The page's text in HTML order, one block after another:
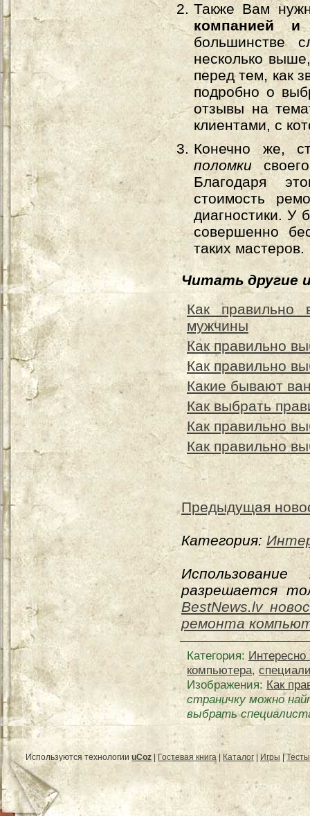
Также Вам
компанией и
большинстве
несколько
перед тем, как
подробно о
отзывы на
клиентами, с
Конечно же,
поломки
Благодаря
стоимость
диагностики. У
совершенно
таких мастеров.
Читать другие
Как правильно
мужчины
Как правильно
Как правильно
Какие бывают
Как выбрать
Как правильно
Как правильно
Предыдущая
Категория:
разрешается
BestNews.lv
ремонта
Категория: Интересно
компьютера,
Изображения: Как
страничку можно
выбрать
Используются технологии uCoz Гостевая книга| Каталог Игры |Тесты